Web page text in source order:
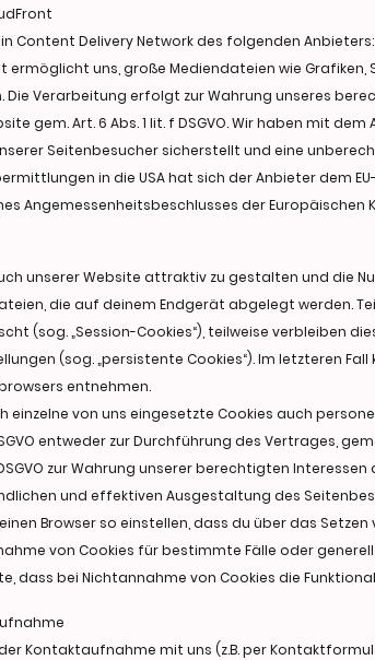
Content Delivery Network des folgenden Anbieters:
ermöglicht uns, große Mediendateien wie
Die Verarbeitung erfolgt zur Wahrung unseres
gem. Art. 6 Abs. 1 lit. f DSGVO. Wir haben mit
Seitenbesucher sicherstellt und eine
in die USA hat sich der Anbieter dem
Angemessenheitsbeschlusses der
unserer Website attraktiv zu gestalten und die
die auf deinem Endgerät abgelegt werden.
(sog. „Session-Cookies“), teilweise verbleiben
(sog. „persistente Cookies“). Im letzteren
entnehmen.
einzelne von uns eingesetzte Cookies auch
entweder zur Durchführung des Vertrages,
DSGVO zur Wahrung unserer berechtigten
und effektiven Ausgestaltung des
Browser so einstellen, dass du über das
von Cookies für bestimmte Fälle oder
dass bei Nichtannahme von Cookies die
Kontaktaufnahme mit uns (z.B. per